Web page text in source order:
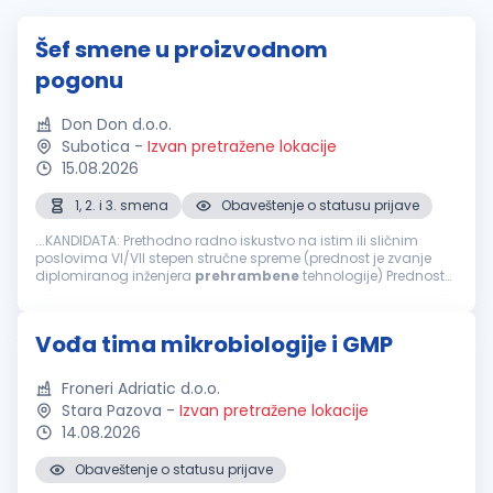
Šef smene u proizvodnom
pogonu
Don Don d.o.o.
Subotica - Izvan pretražene lokacije
15.08.2026
1, 2. i 3. smena
Obaveštenje o statusu prijave
...KANDIDATA: Prethodno radno iskustvo na istim ili sličnim
poslovima VI/VII stepen stručne spreme (prednost je zvanje
diplomiranog inženjera prehrambenetehnologije) Prednost
Vođa tima mikrobiologije i GMP
Froneri Adriatic d.o.o.
Stara Pazova - Izvan pretražene lokacije
14.08.2026
Obaveštenje o statusu prijave